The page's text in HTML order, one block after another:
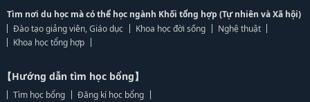
Tìm nơi du học mà có thể học ngành Khối tổng hợp (Tự nhiên và Xã hội)
Đào tạo giảng viên, Giáo dục
Khoa học đời sống
Nghệ thuật
Khoa học tổng hợp
【Hướng dẫn tìm học bổng】
Tìm học bổng
Đăng kí học bổng